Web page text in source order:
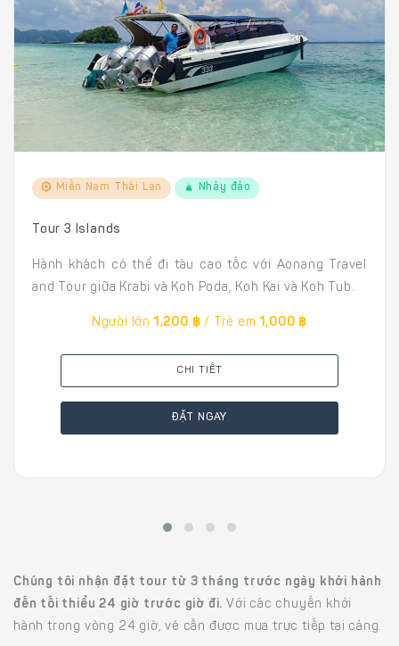
Miền Nam Thái Lan Nhảy đảo
Tour 3 Islands
Hành khách có thể đi tàu cao tốc với Aonang Travel
and Tour giữa Krabi và Koh Poda, Koh Kai và Koh Tub.
Người lớn 1,200 ฿ / Trẻ em 1,000 ฿
CHI TIẾT
ĐẶT NGAY
Chúng tôi nhận đặt tour từ 3 tháng trước ngày khởi hành
đến tối thiểu 24 giờ trước giờ đi. Với các chuyến khởi
hành trong vòng 24 giờ, vé cần được mua trực tiếp tại cảng.